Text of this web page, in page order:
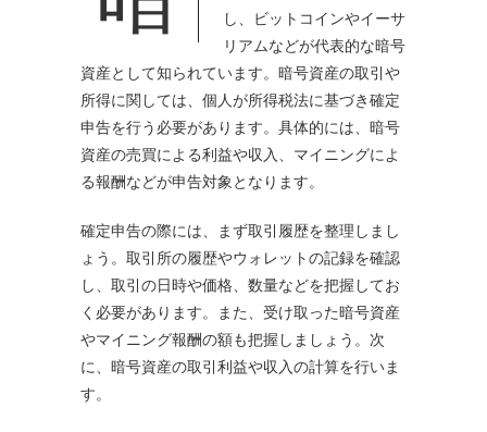
し、ビットコインやイーサ
リアムなどが代表的な暗号
資産として知られています。暗号資産の取引や
所得に関しては、個人が所得税法に基づき確定
申告を行う必要があります。具体的には、暗号
資産の売買による利益や収入、マイニングによ
る報酬などが申告対象となります。
確定申告の際には、まず取引履歴を整理しまし
ょう。取引所の履歴やウォレットの記録を確認
し、取引の日時や価格、数量などを把握してお
く必要があります。また、受け取った暗号資産
やマイニング報酬の額も把握しましょう。次
に、暗号資産の取引利益や収入の計算を行いま
す。